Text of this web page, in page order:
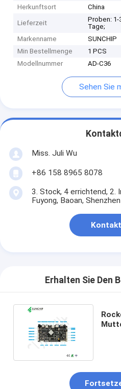
Herkunftsort
China
Lieferzeit
Proben: 1-
Tage;
Markenname
SUNCHIP
Min Bestellmenge
1 PCS
Modellnummer
AD-C36
Sehen Sie
Miss. Juli Wu
+86 158 8965 8078
3. Stock, 4 errichtend, 2.
Fuyong, Baoan, Shenzhen
Kontakt
Erhalten Sie Den